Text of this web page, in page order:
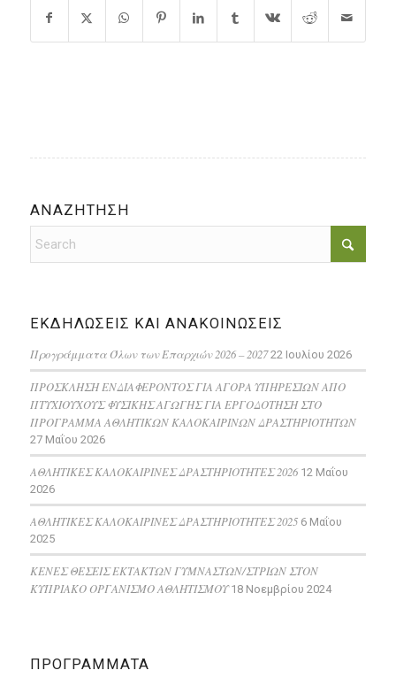
ΑΝΑΖΗΤΗΣΗ
ΕΚΔΗΛΩΣΕΙΣ ΚΑΙ ΑΝΑΚΟΙΝΩΣΕΙΣ
Προγράμματα Όλων των Επαρχιών 2026 – 2027 22 Ιουλίου 2026
ΠΡΟΣΚΛΗΣΗ ΕΝΔΙΑΦΕΡΟΝΤΟΣ ΓΙΑ ΑΓΟΡΑ ΥΠΗΡΕΣΙΩΝ ΑΠΟ
ΠΤΥΧΙΟΥΧΟΥΣ ΦΥΣΙΚΗΣ ΑΓΩΓΗΣ ΓΙΑ ΕΡΓΟΔΟΤΗΣΗ ΣΤΟ
ΠΡΟΓΡΑΜΜΑ ΑΘΛΗΤΙΚΩΝ ΚΑΛΟΚΑΙΡΙΝΩΝ ΔΡΑΣΤΗΡΙΟΤΗΤΩΝ
27 Μαΐου 2026
ΑΘΛΗΤΙΚΕΣ ΚΑΛΟΚΑΙΡΙΝΕΣ ΔΡΑΣΤΗΡΙΟΤΗΤΕΣ 2026 12 Μαΐου
2026
ΑΘΛΗΤΙΚΕΣ ΚΑΛΟΚΑΙΡΙΝΕΣ ΔΡΑΣΤΗΡΙΟΤΗΤΕΣ 2025 6 Μαΐου
2025
ΚΕΝΕΣ ΘΕΣΕΙΣ ΕΚΤΑΚΤΩΝ ΓΥΜΝΑΣΤΩΝ/ΣΤΡΙΩΝ ΣΤΟΝ
ΚΥΠΡΙΑΚΟ ΟΡΓΑΝΙΣΜΟ ΑΘΛΗΤΙΣΜΟΥ 18 Νοεμβρίου 2024
ΠΡΟΓΡΑΜΜΑΤΑ